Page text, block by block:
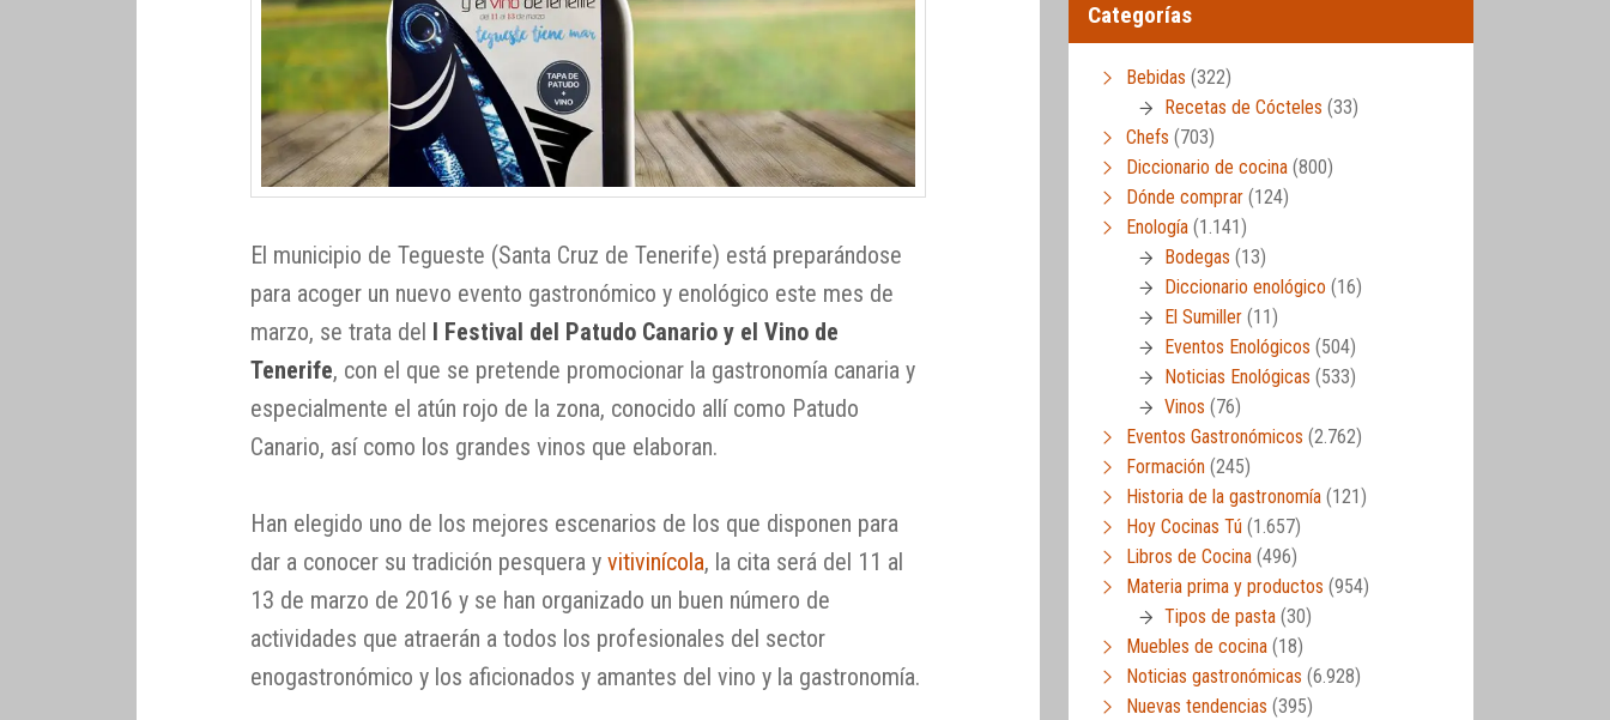
El municipio de Tegueste (Santa Cruz de Tenerife) está preparándose
para acoger un nuevo evento gastronómico y enológico este mes de
marzo, se trata del I Festival del Patudo Canario y el Vino de
Tenerife, con el que se pretende promocionar la gastronomía canaria y
especialmente el atún rojo de la zona, conocido allí como Patudo
Canario, así como los grandes vinos que elaboran.
Han elegido uno de los mejores escenarios de los que disponen para
dar a conocer su tradición pesquera yvitivinícola, la cita será del 11 al
13 de marzo de 2016 y se han organizado un buen número de
actividades que atraerán a todos los profesionales del sector
enogastronómico y los aficionados y amantes del vino y la gastronomía.
Categorías
Bebidas (322)
Recetas de Cócteles (33)
Chefs (703)
Diccionario de cocina (800)
Dónde comprar (124)
Enología (1.141)
Bodegas (13)
Diccionario enológico (16)
El Sumiller (11)
Eventos Enológicos (504)
Noticias Enológicas (533)
Vinos (76)
Eventos Gastronómicos (2.762)
Formación (245)
Historia de la gastronomía (121)
Hoy Cocinas Tú (1.657)
Libros de Cocina (496)
Materia prima y productos (954)
Tipos de pasta (30)
Muebles de cocina (18)
Noticias gastronómicas (6.928)
Nuevas tendencias (395)